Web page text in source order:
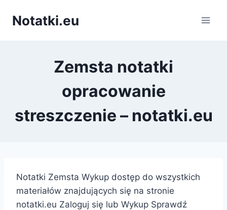
Notatki.eu
Zemsta notatki
opracowanie
streszczenie – notatki.eu
Notatki Zemsta Wykup dostęp do wszystkich
materiałów znajdujących się na stronie
notatki.eu Zaloguj się lub Wykup Sprawdź